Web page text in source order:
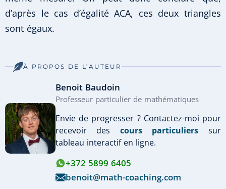
d’après le cas d’égalité ACA, ces deux triangles
sont égaux.
À PROPOS DE L’AUTEUR
Benoit Baudoin
Professeur particulier de mathématiques
Envie de progresser ? Contactez-moi pour
recevoir des cours particuliers sur
tableau interactif en ligne.
+372 5899 6405
benoit@math-coaching.com